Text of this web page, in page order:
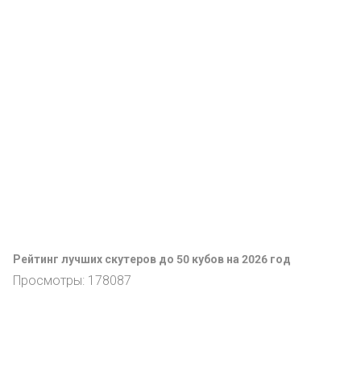
Рейтинг лучших скутеров до 50 кубов на 2026 год
Просмотры: 178087